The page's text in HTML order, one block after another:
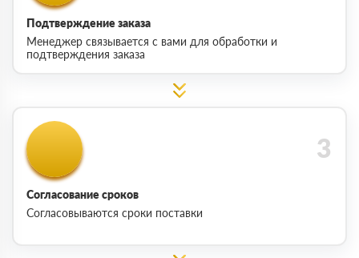
Подтверждение заказа
Менеджер связывается с вами для обработки и
подтверждения заказа
Согласование сроков
Согласовываются сроки поставки